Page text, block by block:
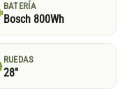
BATERÍA
Bosch 800Wh
RUEDAS
28"